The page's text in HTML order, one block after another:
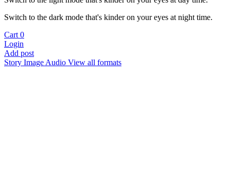
Switch to the dark mode that's kinder on your eyes at night time.
Cart 0
Login
Add post
Story Image Audio View all formats